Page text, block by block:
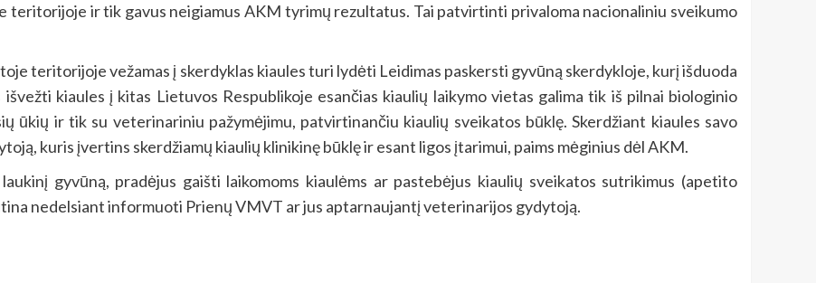
teritorijoje ir tik gavus neigiamus AKM tyrimų rezultatus. Tai patvirtinti privaloma nacionaliniu sveikumo
teritorijoje vežamas į skerdyklas kiaules turi lydėti Leidimas paskersti gyvūną skerdykloje, kurį išduoda
kiaules į kitas Lietuvos Respublikoje esančias kiaulių laikymo vietas galima tik iš pilnai biologinio
ūkių ir tik su veterinariniu pažymėjimu, patvirtinančiu kiaulių sveikatos būklę. Skerdžiant kiaules savo
kuris įvertins skerdžiamų kiaulių klinikinę būklę ir esant ligos įtarimui, paims mėginius dėl AKM.
gyvūną, pradėjus gaišti laikomoms kiaulėms ar pastebėjus kiaulių sveikatos sutrikimus (apetito
nedelsiant informuoti Prienų VMVT ar jus aptarnaujantį veterinarijos gydytoją.